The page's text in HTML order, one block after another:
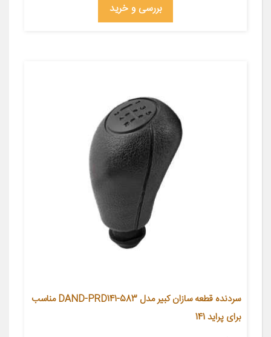
بررسی و خرید
سردنده قطعه سازان کبیر مدل DAND-PRD141-583 مناسب
برای پراید 141